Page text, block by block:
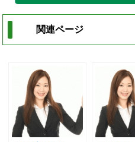
関連ページ